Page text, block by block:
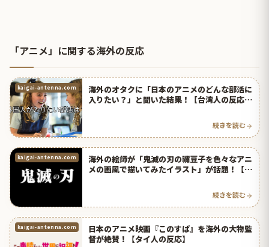
「アニメ」に関する海外の反応
kaigai-antenna.com
海外のオタクに「日本のアニメのどんな部活に
入りたい？」と聞いた結果！【台湾人の反応】
続きを読む
kaigai-antenna.com
海外の絵師が「鬼滅の刃の禰豆子を色々なアニ
メの画風で描いてみたイラスト」が話題！【タ
続きを読む
kaigai-antenna.com
日本のアニメ映画『このすば』を海外の大物監
督が絶賛！【タイ人の反応】